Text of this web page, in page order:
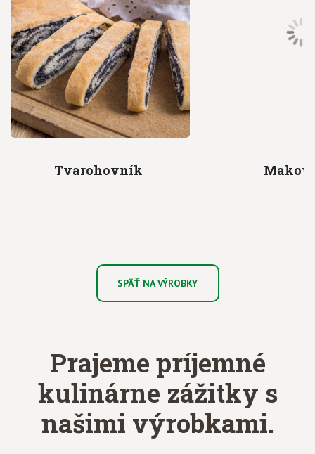
Tvarohovník
SPÄŤ NA VÝROBKY
Prajeme príjemné
kulinárne zážitky s
našimi výrobkami.